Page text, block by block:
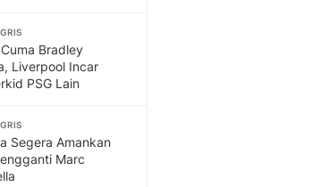
Bradley
Liverpool Incar
PSG Lain
Segera Amankan
Marc